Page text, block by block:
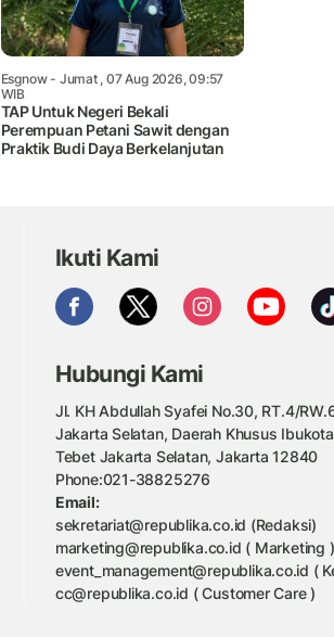
Esgnow- Jumat , 07 Aug 2026, 09:57
WIB
TAP Untuk Negeri Bekali
Perempuan Petani Sawit dengan
Praktik Budi Daya Berkelanjutan
Ikuti Kami
Hubungi Kami
Jl. KH Abdullah Syafei No.30, RT.4/
Jakarta Selatan, Daerah Khusus
Tebet Jakarta Selatan, Jakarta 12840
Phone:021-38825276
Email:
sekretariat@republika.co.id (Redaksi)
marketing@republika.co.id ( Marketing )
event_management@republika.co.id (
cc@republika.co.id ( Customer Care )